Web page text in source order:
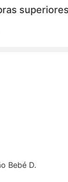
Bebé D.